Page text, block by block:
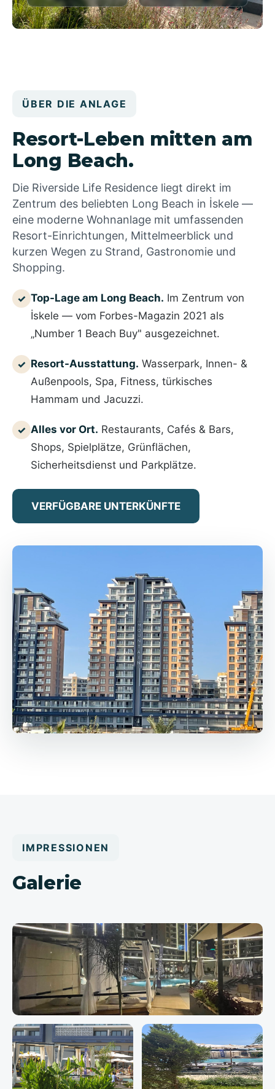
ÜBER DIE ANLAGE
Resort-Leben mitten am
Long Beach.
Die Riverside Life Residence liegt direkt im
Zentrum des beliebten Long Beach in İskele —
eine moderne Wohnanlage mit umfassenden
Resort-Einrichtungen, Mittelmeerblick und
kurzen Wegen zu Strand, Gastronomie und
Shopping.
✓ Top-Lage am Long Beach. Im Zentrum von
İskele — vom Forbes-Magazin 2021 als
„Number 1 Beach Buy" ausgezeichnet.
✓ Resort-Ausstattung. Wasserpark, Innen- &
Außenpools, Spa, Fitness, türkisches
Hammam und Jacuzzi.
✓ Alles vor Ort. Restaurants, Cafés & Bars,
Shops, Spielplätze, Grünflächen,
Sicherheitsdienst und Parkplätze.
VERFÜGBARE UNTERKÜNFTE
IMPRESSIONEN
Galerie